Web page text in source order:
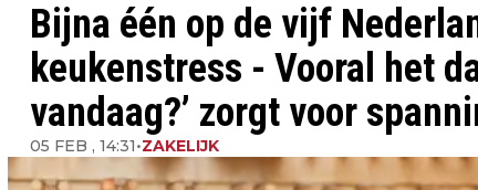
Bijna één op de vijf
keukenstress - Vooral het
vandaag?’ zorgt voor
05 FEB , 14:31•ZAKELIJK